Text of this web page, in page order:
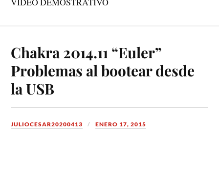
Chakra 2014.11 “Euler”
Problemas al bootear desde
la USB
JULIOCESAR20200413 ENERO 17, 2015